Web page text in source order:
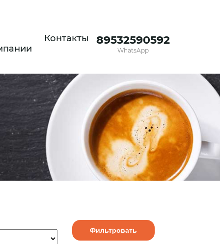
Контакты 89532590592
WhatsApp
Фильтровать